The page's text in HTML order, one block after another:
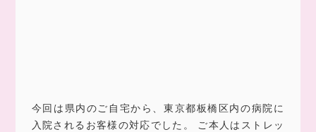
今回は県内のご自宅から、東京都板橋区内の病院に
入院されるお客様の対応でした。 ご本人はストレッ